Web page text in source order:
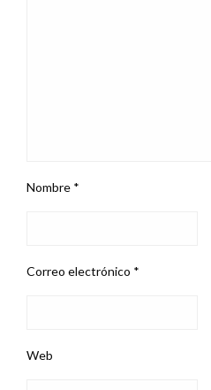
Nombre *
Correo electrónico *
Web